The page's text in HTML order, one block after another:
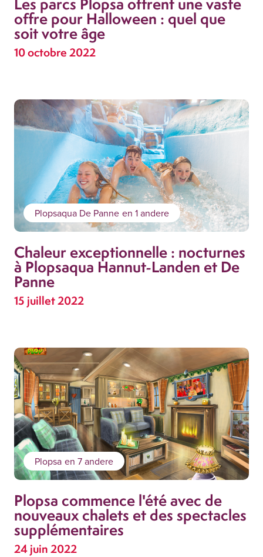
offre pour Halloween : quel que
soit votre âge
10 octobre 2022
Plopsaqua De Panne en 1 andere
Chaleur exceptionnelle : nocturnes
à Plopsaqua Hannut-Landen et De
Panne
15 juillet 2022
Plopsa en 7 andere
Plopsa commence l'été avec de
nouveaux chalets et des spectacles
supplémentaires
24 juin 2022